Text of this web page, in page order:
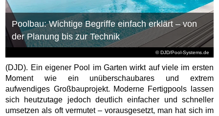
© DJD/Pool-Systems.de
Poolbau: Wichtige Begriffe einfach erklärt – von
der Planung bis zur Technik
(DJD). Ein eigener Pool im Garten wirkt auf viele im ersten
Moment wie ein unüberschaubares und extrem
aufwendiges Großbauprojekt. Moderne Fertigpools lassen
sich heutzutage jedoch deutlich einfacher und schneller
umsetzen als oft vermutet – vorausgesetzt, man hat sich im